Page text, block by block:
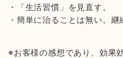
・「生活習慣」を見直す。
・簡単に治ることは無い。継
※お客様の感想であり、効果